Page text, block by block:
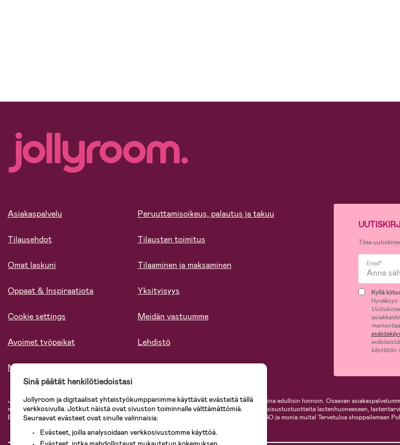
Asiakaspalvelu
Tilausehdot
Omat laskuni
Oppaat & Inspiraatiota
Cookie settings
Avoimet työpaikat
Meistä
Peruuttamisoikeus, palautus ja takuu
Tilausten toimitus
Tilaaminen ja maksaminen
Yksityisyys
Meidän vastuumme
Lehdistö
Tilaa
Email*
Kyllä
käyttöön
Jollyroomin laajasta valikoimasta tilaat kaiken tarvittavan lapsiperheelle nopeasti, helposti ja aina edullisin hinnoin. Osaavan
mielin. Jollyroomilta saat lastenvaunut, turvaistuimet, vaatteet vauvoille ja lapsille, inspiroivia sisustustuotteita lastenhuoneeseen,
Baby Jogger, BabyBjörn, Didriksons, KidKraft, Ergobaby, Philips Avent, Neonate, Cybex, LEGO ja monia muita! Tervetuloa shoppailemaan
Sinä päätät henkilötiedoistasi
Jollyroom ja digitaaliset yhteistyökumppanimme käyttävät evästeitä tällä
verkkosivulla. Jotkut näistä ovat sivuston toiminnalle välttämättömiä.
Seuraavat evästeet ovat sinulle valinnaisia:
Evästeet, joilla analysoidaan verkkosivustomme käyttöä.